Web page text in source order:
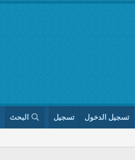
تسجيل الدخول تسجيل البحث